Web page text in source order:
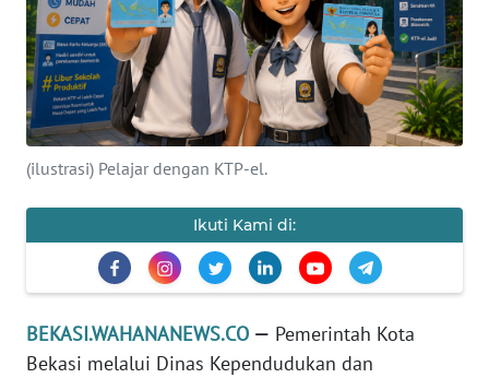
(ilustrasi) Pelajar dengan KTP-el.
Ikuti Kami di:
BEKASI.WAHANANEWS.CO — Pemerintah Kota
Bekasi melalui Dinas Kependudukan dan
BERITA
KONTAK
KAMI
INFO
IKLAN
MEDIA
SIBER